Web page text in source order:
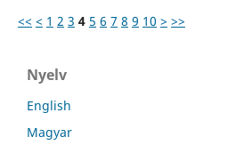
<< < 1 2 3 4 5 6 7 8 9 10 > >>
Nyelv
English
Magyar